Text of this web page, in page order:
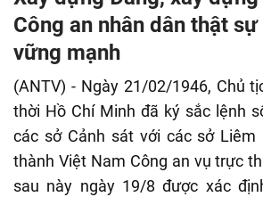
Công an nhân dân thật
vững mạnh
(ANTV) - Ngày 21/02/1946, Chủ
thời Hồ Chí Minh đã ký sắc lệnh
các sở Cảnh sát với các sở Liêm
thành Việt Nam Công an vụ trực
sau này ngày 19/8 được xác